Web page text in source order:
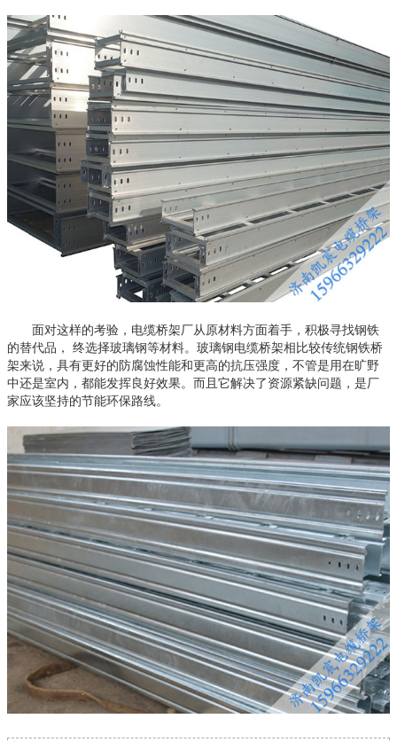
面对这样的考验，电缆桥架厂从原材料方面着手，积极寻找钢铁
的替代品， 终选择玻璃钢等材料。玻璃钢电缆桥架相比较传统钢铁桥
架来说，具有更好的防腐蚀性能和更高的抗压强度，不管是用在旷野
中还是室内，都能发挥良好效果。而且它解决了资源紧缺问题，是厂
家应该坚持的节能环保路线。